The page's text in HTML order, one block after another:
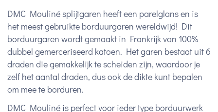
DMC Mouliné splijtgaren heeft een parelglans en is
het meest gebruikte borduurgaren wereldwijd! Dit
borduurgaren wordt gemaakt in Frankrijk van 100%
dubbel gemerceriseerd katoen. Het garen bestaat uit 6
draden die gemakkelijk te scheiden zijn, waardoor je
zelf het aantal draden, dus ook de dikte kunt bepalen
om mee te borduren.
DMC Mouliné is perfect voor ieder type borduurwerk